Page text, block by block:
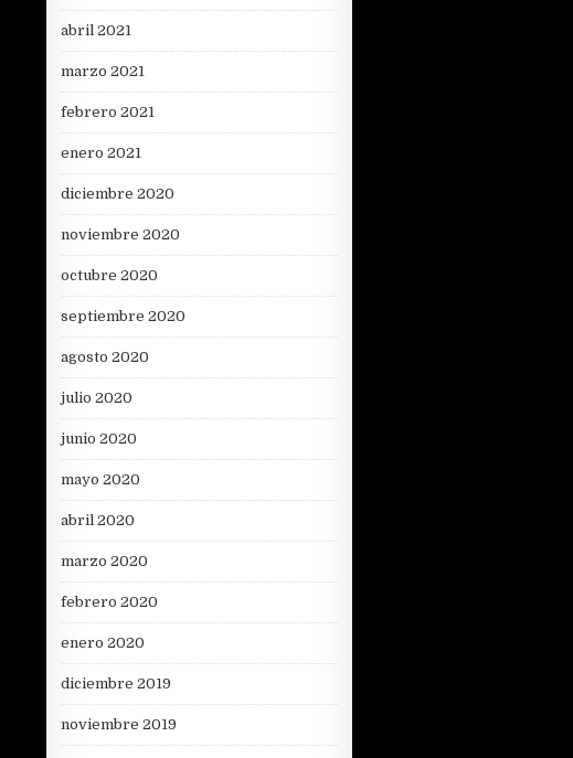
abril 2021
marzo 2021
febrero 2021
enero 2021
diciembre 2020
noviembre 2020
octubre 2020
septiembre 2020
agosto 2020
julio 2020
junio 2020
mayo 2020
abril 2020
marzo 2020
febrero 2020
enero 2020
diciembre 2019
noviembre 2019